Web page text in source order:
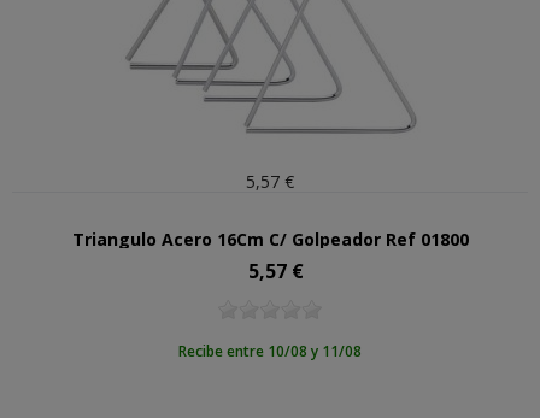
5,57 €
Triangulo Acero 16Cm C/ Golpeador Ref 01800
Precio
5,57 €
Recibe entre 10/08 y 11/08